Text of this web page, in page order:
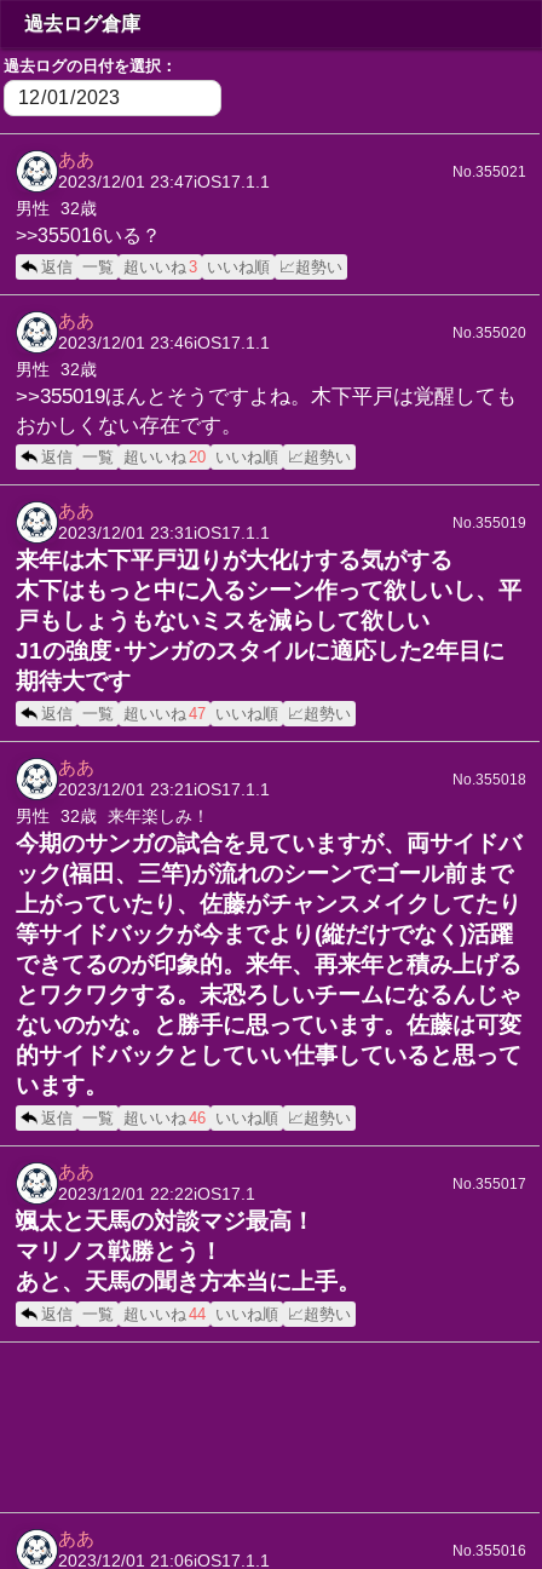
過去ログ倉庫
過去ログの日付を選択：
ああ
2023/12/01 23:47iOS17.1.1
No.355021
男性 32歳
>>355016いる？
返信 一覧 超いいね3 いいね順 📈超勢い
ああ
2023/12/01 23:46iOS17.1.1
No.355020
男性 32歳
>>355019ほんとそうですよね。木下平戸は覚醒しても
おかしくない存在です。
返信 一覧 超いいね20 いいね順 📈超勢い
ああ
2023/12/01 23:31iOS17.1.1
No.355019
来年は木下平戸辺りが大化けする気がする
木下はもっと中に入るシーン作って欲しいし、平
戸もしょうもないミスを減らして欲しい
J1の強度･サンガのスタイルに適応した2年目に
期待大です
返信 一覧 超いいね47 いいね順 📈超勢い
ああ
2023/12/01 23:21iOS17.1.1
No.355018
男性 32歳 来年楽しみ！
今期のサンガの試合を見ていますが、両サイドバ
ック(福田、三竿)が流れのシーンでゴール前まで
上がっていたり、佐藤がチャンスメイクしてたり
等サイドバックが今までより(縦だけでなく)活躍
できてるのが印象的。来年、再来年と積み上げる
とワクワクする。末恐ろしいチームになるんじゃ
ないのかな。と勝手に思っています。佐藤は可変
的サイドバックとしていい仕事していると思って
います。
返信 一覧 超いいね46 いいね順 📈超勢い
ああ
2023/12/01 22:22iOS17.1
No.355017
颯太と天馬の対談マジ最高！
マリノス戦勝とう！
あと、天馬の聞き方本当に上手。
返信 一覧 超いいね44 いいね順 📈超勢い
ああ
2023/12/01 21:06iOS17.1.1
No.355016